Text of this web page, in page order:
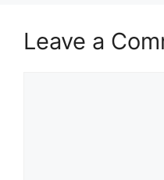
Leave a